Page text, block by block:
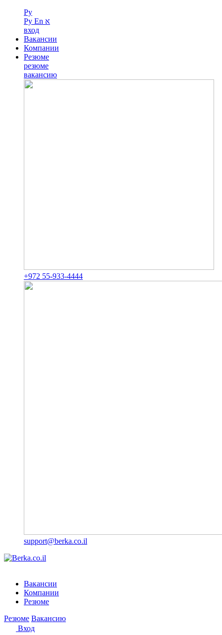
Ру
Ру En א
вход
Вакансии
Компании
Резюме
резюме
вакансию
+972 55-933-4444
support@berka.co.il
Вакансии
Компании
Резюме
Резюме Вакансию
Вход